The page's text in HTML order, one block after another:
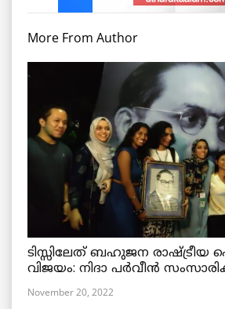
More From Author
ടിസ്സിലേത് ബഹുജന രാഷ്ട്രീയ
വിജയം: നിദാ പർവീൻ
November 20, 2022